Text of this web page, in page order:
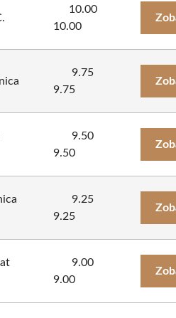
10.00
10.00
9.75
9.75
9.50
9.50
9.25
9.25
9.00
9.00